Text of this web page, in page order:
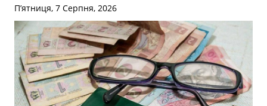
П’ятниця, 7 Серпня, 2026